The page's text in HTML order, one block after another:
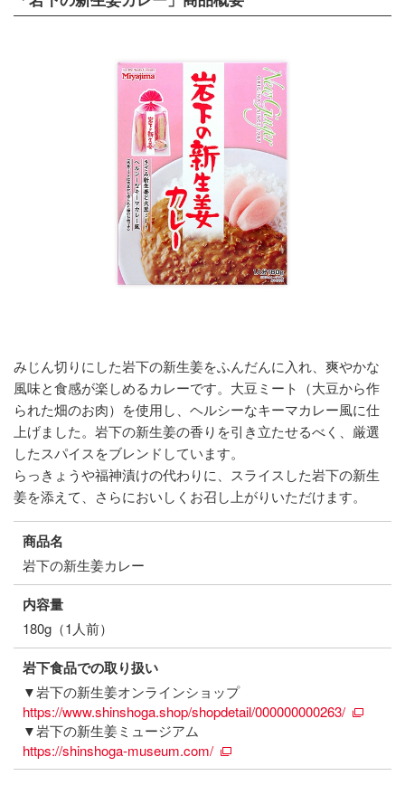
みじん切りにした岩下の新生姜をふんだんに入れ、爽やかな
風味と食感が楽しめるカレーです。大豆ミート（大豆から作
られた畑のお肉）を使用し、ヘルシーなキーマカレー風に仕
上げました。岩下の新生姜の香りを引き立たせるべく、厳選
したスパイスをブレンドしています。
らっきょうや福神漬けの代わりに、スライスした岩下の新生
姜を添えて、さらにおいしくお召し上がりいただけます。
商品名
岩下の新生姜カレー
内容量
180g（1人前）
岩下食品での取り扱い
▼岩下の新生姜オンラインショップ
https://www.shinshoga.shop/shopdetail/000000000263/
▼岩下の新生姜ミュージアム
https://shinshoga-museum.com/